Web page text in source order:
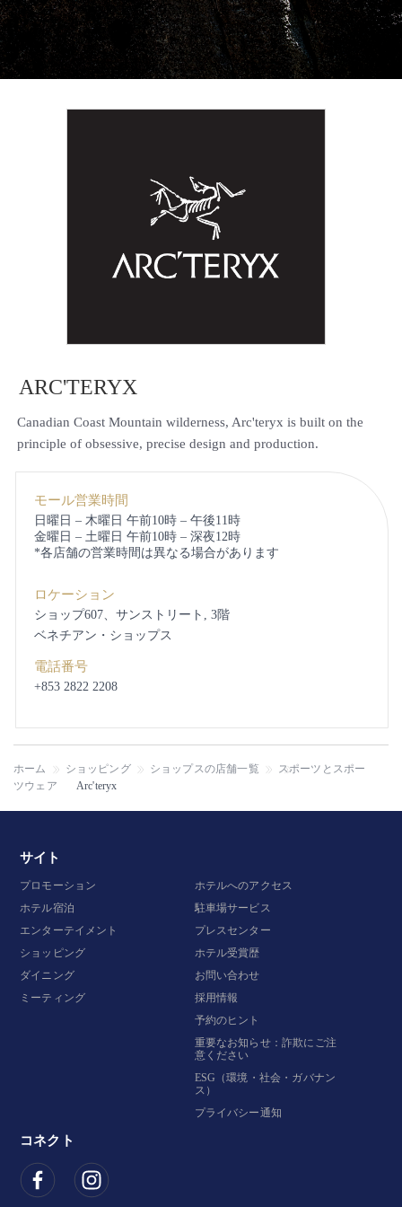
ARC'TERYX
Canadian Coast Mountain wilderness, Arc'teryx is built on the
principle of obsessive, precise design and production.
モール営業時間
日曜日 – 木曜日 午前10時 – 午後11時
金曜日 – 土曜日 午前10時 – 深夜12時
*各店舗の営業時間は異なる場合があります
ロケーション
ショップ607、サンストリート, 3階
ベネチアン・ショップス
電話番号
+853 2822 2208
ホーム ショッピング ショップスの店舗一覧
スポーツとスポー
ツウェア
Arc'teryx
サイト
プロモーション
ホテル宿泊
エンターテイメント
ショッピング
ダイニング
ミーティング
ホテルへのアクセス
駐車場サービス
プレスセンター
ホテル受賞歴
お問い合わせ
採用情報
予約のヒント
重要なお知らせ：詐欺にご注
意ください
ESG（環境・社会・ガバナン
ス）
プライバシー通知
コネクト